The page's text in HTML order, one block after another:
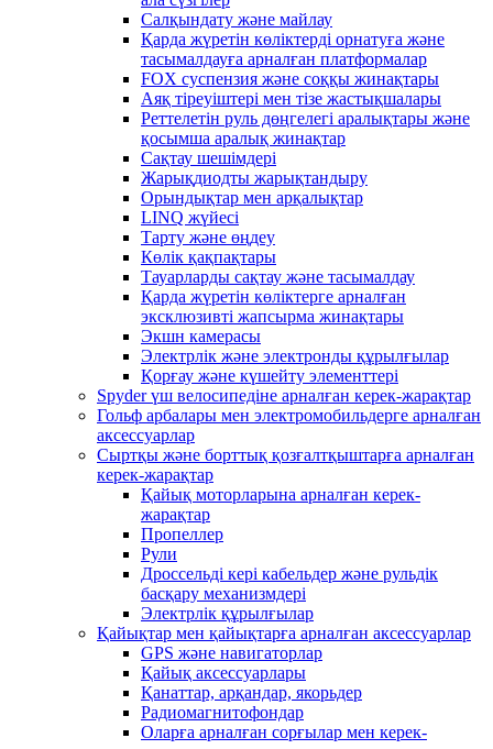
Салқындату және майлау
Қарда жүретін көліктерді орнатуға және
тасымалдауға арналған платформалар
FOX суспензия және соққы жинақтары
Аяқ тіреуіштері мен тізе жастықшалары
Реттелетін руль дөңгелегі аралықтары және
қосымша аралық жинақтар
Сақтау шешімдері
Жарықдиодты жарықтандыру
Орындықтар мен арқалықтар
LINQ жүйесі
Тарту және өңдеу
Көлік қақпақтары
Тауарларды сақтау және тасымалдау
Қарда жүретін көліктерге арналған
эксклюзивті жапсырма жинақтары
Экшн камерасы
Электрлік және электронды құрылғылар
Қорғау және күшейту элементтері
Spyder үш велосипедіне арналған керек-жарақтар
Гольф арбалары мен электромобильдерге арналған
аксессуарлар
Сыртқы және борттық қозғалтқыштарға арналған
керек-жарақтар
Қайық моторларына арналған керек-
жарақтар
Пропеллер
Рули
Дроссельді кері кабельдер және рульдік
басқару механизмдері
Электрлік құрылғылар
Қайықтар мен қайықтарға арналған аксессуарлар
GPS және навигаторлар
Қайық аксессуарлары
Қанаттар, арқандар, якорьдер
Радиомагнитофондар
Оларға арналған сорғылар мен керек-